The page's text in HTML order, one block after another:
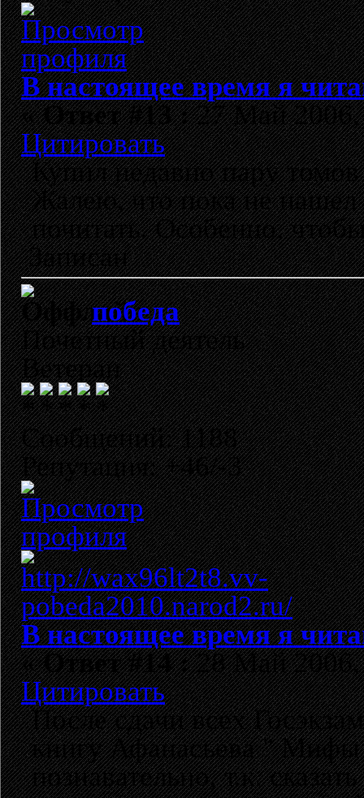
В настоящее время я
«Ответ #13 :27 Май 2006,
Цитировать
Купил недавно пару
Жалею, что пока не нашел
почитать. Особенно,
Записан
победа
Почетный деятель
Ветеран
Сообщений: 1188
Репутация: +46/-3
В настоящее время я
«Ответ #14 :28 Май 2006,
Цитировать
После сдачи всех
книгу Афанасьева " Мифы
познавательно, т.к.